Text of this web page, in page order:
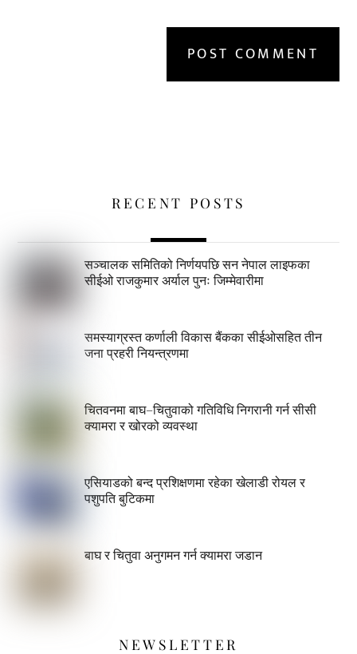
RECENT POSTS
सञ्चालक समितिको निर्णयपछि सन नेपाल लाइफका
सीईओ राजकुमार अर्याल पुनः जिम्मेवारीमा
समस्याग्रस्त कर्णाली विकास बैंकका सीईओसहित तीन
जना प्रहरी नियन्त्रणमा
चितवनमा बाघ–चितुवाको गतिविधि निगरानी गर्न सीसी
क्यामरा र खोरको व्यवस्था
एसियाडको बन्द प्रशिक्षणमा रहेका खेलाडी रोयल र
पशुपति बुटिकमा
बाघ र चितुवा अनुगमन गर्न क्यामरा जडान
NEWSLETTER